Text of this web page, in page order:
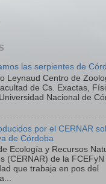
las serpientes de
Leynaud Centro de
de Cs. Exactas,
Nacional de
por el CERNAR
de Córdoba
Ecología y Recursos
(CERNAR) de la FCEFyN
que trabaja en pos del